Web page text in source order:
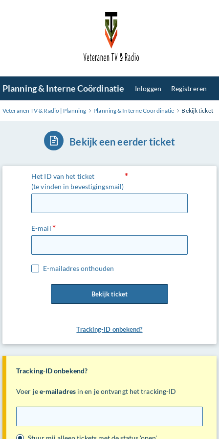
Planning & Interne Coördinatie Inloggen Registreren
Veteranen TV & Radio | Planning Planning & Interne Coördinatie Bekijk ticket
Bekijk een eerder ticket
Het ID van het ticket
(te vinden in bevestigingsmail)
E-mail
E-mailadres onthouden
Bekijk ticket
Tracking-ID onbekend?
Tracking-ID onbekend?
Voer jee-mailadresin en je ontvangt het tracking-ID